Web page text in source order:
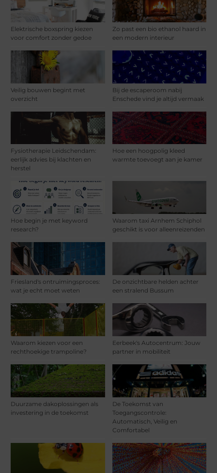
Elektrische boxspring kiezen
voor comfort zonder gedoe
Zo past een bio ethanol haard in
een modern interieur
Veilig bouwen begint met
overzicht
Bij de escaperoom nabij
Enschede vind je altijd vermaak
Fysiotherapie Leidschendam:
eerlijk advies bij klachten en
herstel
Hoe een hoogpolig kleed
warmte toevoegt aan je kamer
Hoe begin je met keyword
research?
Waarom taxi Arnhem Schiphol
geschikt is voor alleenreizenden
Friesland's ontruimingsproces:
wat je echt moet weten
De onzichtbare helden achter
een stralend Bussum
Waarom kiezen voor een
rechthoekige trampoline?
Eerbeek's Autocentrum: Jouw
partner in mobiliteit
Duurzame dakoplossingen als
investering in de toekomst
De Toekomst van
Toegangscontrole:
Automatisch, Veilig en
Comfortabel